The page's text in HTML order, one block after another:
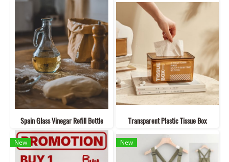
Spain Glass Vinegar Refill Bottle Transparent Plastic Tissue Box
New New